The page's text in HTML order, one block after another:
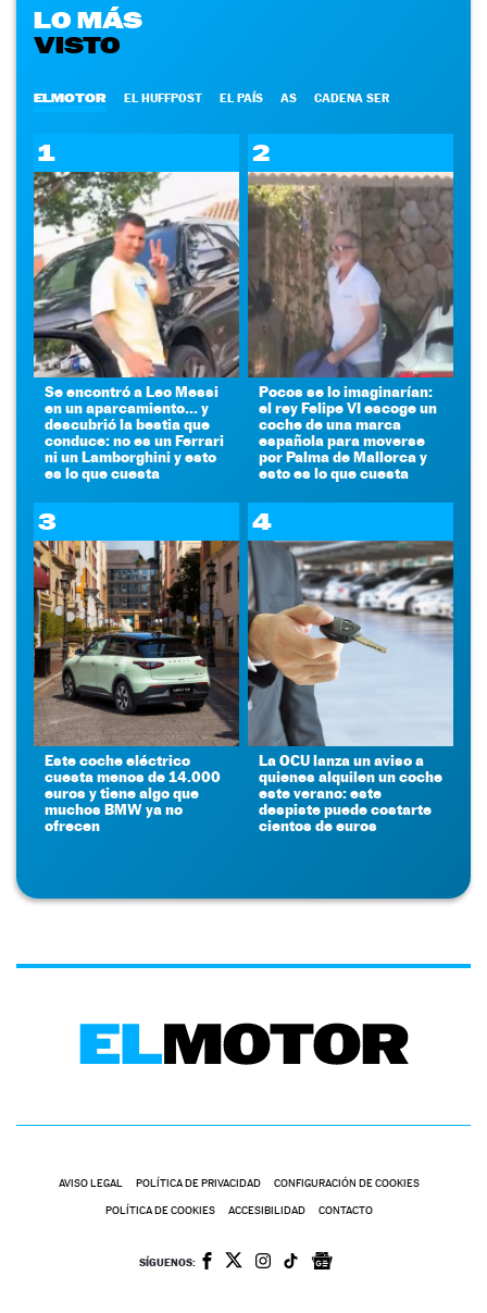
LO MÁS
VISTO
ELMOTOR EL HUFFPOST EL PAÍS AS CADENA SER
1
Se encontró a Leo Messi
en un aparcamiento... y
descubrió la bestia que
conduce: no es un Ferrari
ni un Lamborghini y esto
es lo que cuesta
2
Pocos se lo imaginarían:
el rey Felipe VI escoge un
coche de una marca
española para moverse
por Palma de Mallorca y
esto es lo que cuesta
3
Este coche eléctrico
cuesta menos de 14.000
euros y tiene algo que
muchos BMW ya no
ofrecen
4
La OCU lanza un aviso a
quienes alquilen un coche
este verano: este
despiste puede costarte
cientos de euros
AVISO LEGAL POLÍTICA DE PRIVACIDAD CONFIGURACIÓN DE COOKIES
POLÍTICA DE COOKIES ACCESIBILIDAD CONTACTO
SÍGUENOS: